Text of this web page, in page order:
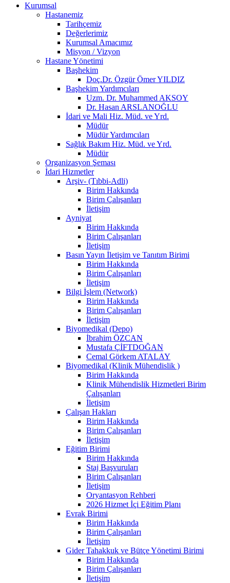
Kurumsal
Hastanemiz
Tarihçemiz
Değerlerimiz
Kurumsal Amacımız
Misyon / Vizyon
Hastane Yönetimi
Başhekim
Doç.Dr. Özgür Ömer YILDIZ
Başhekim Yardımcıları
Uzm. Dr. Muhammed AKSOY
Dr. Hasan ARSLANOĞLU
İdari ve Mali Hiz. Müd. ve Yrd.
Müdür
Müdür Yardımcıları
Sağlık Bakım Hiz. Müd. ve Yrd.
Müdür
Organizasyon Şeması
İdari Hizmetler
Arşiv- (Tıbbi-Adli)
Birim Hakkında
Birim Çalışanları
İletişim
Ayniyat
Birim Hakkında
Birim Çalışanları
İletişim
Basın Yayın İletişim ve Tanıtım Birimi
Birim Hakkında
Birim Çalışanları
İletişim
Bilgi İşlem (Network)
Birim Hakkında
Birim Çalışanları
İletişim
Biyomedikal (Depo)
İbrahim ÖZCAN
Mustafa ÇİFTDOĞAN
Cemal Görkem ATALAY
Biyomedikal (Klinik Mühendislik )
Birim Hakkında
Klinik Mühendislik Hizmetleri Birim
Çalışanları
İletişim
Çalışan Hakları
Birim Hakkında
Birim Çalışanları
İletişim
Eğitim Birimi
Birim Hakkında
Staj Başvuruları
Birim Çalışanları
İletişim
Oryantasyon Rehberi
2026 Hizmet İçi Eğitim Planı
Evrak Birimi
Birim Hakkında
Birim Çalışanları
İletişim
Gider Tahakkuk ve Bütçe Yönetimi Birimi
Birim Hakkında
Birim Çalışanları
İletişim